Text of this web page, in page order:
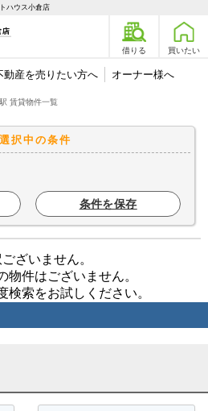
ハウス小倉店
借りる 買いたい
動産を売りたい方へ オーナー様へ
賃貸物件一覧
選択中の条件
条件を保存
ざいません。
物件はございません。
検索をお試しください。